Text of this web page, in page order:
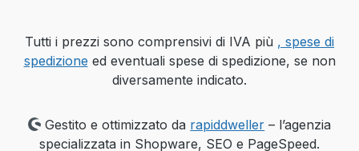
Tutti i prezzi sono comprensivi di IVA più , spese di
spedizione ed eventuali spese di spedizione, se non
diversamente indicato.
Gestito e ottimizzato da rapiddweller – l’agenzia
specializzata in Shopware, SEO e PageSpeed.